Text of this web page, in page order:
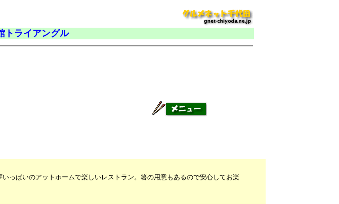
トライアングル
っぱいのアットホームで楽しいレストラン。箸の用意もあるので安心してお楽